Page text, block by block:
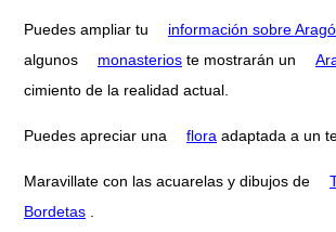
Puedes ampliar tu información sobre
algunos
monasterios te mostrarán un
cimiento de la realidad actual.
Puedes apreciar una flora adaptada a un
Maravillate con las acuarelas y dibujos de
Bordetas